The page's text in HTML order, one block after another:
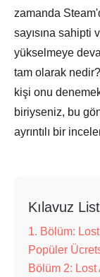
zamanda
sayısına sahipti
yükselmeye
tam olarak
kişi onu
biriyseniz, bu
ayrıntılı bir
Kılavuz
1. Bölüm:
Popüler
Bölüm 2: Lost